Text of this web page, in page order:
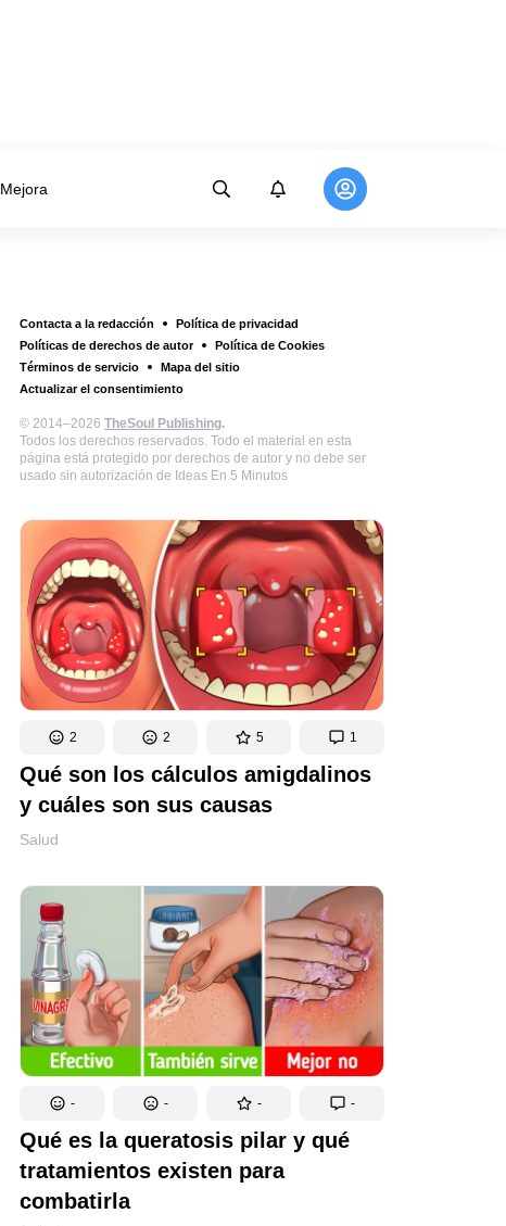
Mejora
Contacta a la redacción
Política de privacidad
Políticas de derechos de autor
Política de Cookies
Términos de servicio
Mapa del sitio
Actualizar el consentimiento
© 2014–2026 TheSoul Publishing.
Todos los derechos reservados. Todo el material en esta
página está protegido por derechos de autor y no debe ser
usado sin autorización de Ideas En 5 Minutos
2 2 5 1
Qué son los cálculos amigdalinos
y cuáles son sus causas
Salud
- - - -
Qué es la queratosis pilar y qué
tratamientos existen para
combatirla